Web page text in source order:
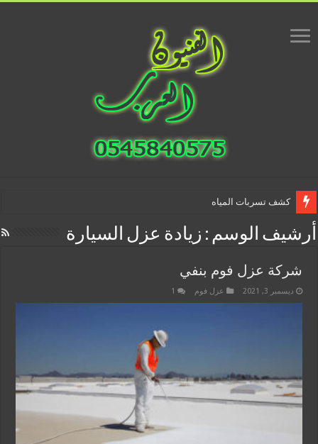
كشف تسربات المياه
أرشيف الوسم : زيادة عزل السيارة
شركة عزل فوم بنفي
ديسمبر 3, 2021 عزل فوم 1